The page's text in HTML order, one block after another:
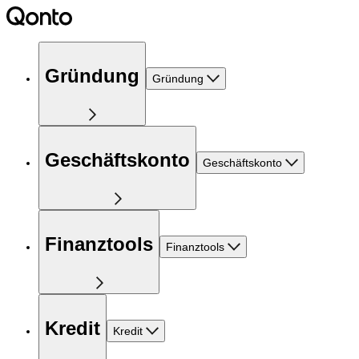
Gründung Gründung
Geschäftskonto Geschäftskonto
Finanztools Finanztools
Kredit Kredit